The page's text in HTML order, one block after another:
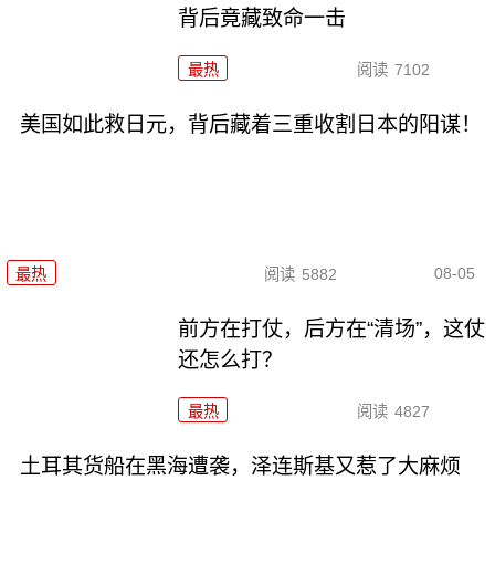
背后竟藏致命一击
最热 阅读 7102
美国如此救日元，背后藏着三重收割日本的阳谋！
最热 阅读 5882 08-05
前方在打仗，后方在“清场”，这仗
还怎么打？
最热 阅读 4827
土耳其货船在黑海遭袭，泽连斯基又惹了大麻烦